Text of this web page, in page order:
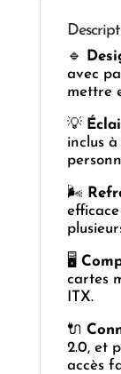
🔹
avec
mettre
💡
inclus
🌬️
🖥️
cartes
ITX.
🔌
2.0, et
accès